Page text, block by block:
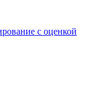
с оценкой